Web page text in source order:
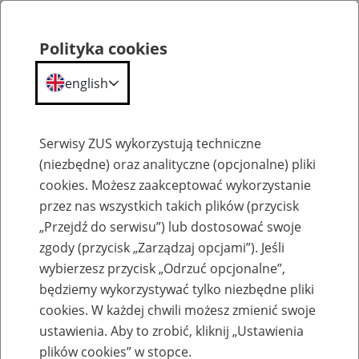
Inne ogłoszenia
Wszystkie Inne Ogłoszenia
Polityka cookies
english
Serwisy ZUS wykorzystują techniczne
(niezbędne) oraz analityczne (opcjonalne) pliki
cookies. Możesz zaakceptować wykorzystanie
przez nas wszystkich takich plików (przycisk
„Przejdź do serwisu”) lub dostosować swoje
zgody (przycisk „Zarządzaj opcjami”). Jeśli
wybierzesz przycisk „Odrzuć opcjonalne”,
będziemy wykorzystywać tylko niezbędne pliki
cookies. W każdej chwili możesz zmienić swoje
ustawienia. Aby to zrobić, kliknij „Ustawienia
plików cookies” w stopce.